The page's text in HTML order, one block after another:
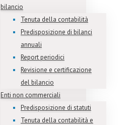
bilancio
Tenuta della contabilità
Predisposizione di bilanci
annuali
Report periodici
Revisione e certificazione
del bilancio
Enti non commerciali
Predisposizione di statuti
Tenuta della contabilità e